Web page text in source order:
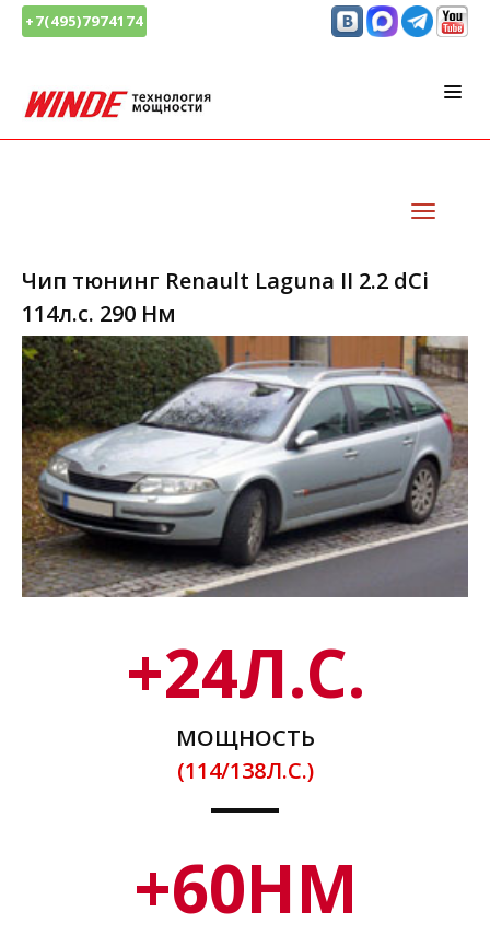
+7(495)7974174
Чип тюнинг Renault Laguna II 2.2 dCi
114л.с. 290 Нм
+24Л.С.
МОЩНОСТЬ
(114/138Л.С.)
+60НМ